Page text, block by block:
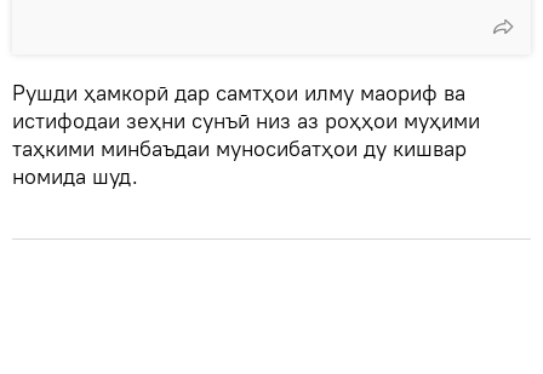
Рушди ҳамкорӣ дар самтҳои илму маориф ва
истифодаи зеҳни сунъӣ низ аз роҳҳои муҳими
таҳкими минбаъдаи муносибатҳои ду кишвар
номида шуд.